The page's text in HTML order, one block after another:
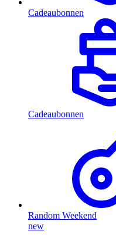
Cadeaubonnen
Cadeaubonnen
Random Weekend
new